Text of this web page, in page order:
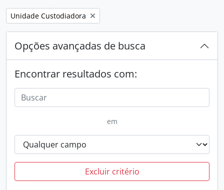
Remover filtro:
Unidade Custodiadora
Opções avançadas de busca
Encontrar resultados com:
em
Excluir critério